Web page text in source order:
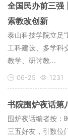
全国民办前三强
索教改创新
泰山科技学院立足
工科建设、多学科
教学、研讨教...
06-25 1231
书院围炉夜话第
围炉夜话编者按：
三五好友，引数位